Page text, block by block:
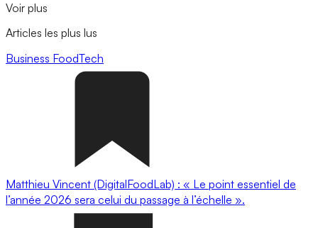
Voir plus
Articles les plus lus
Business FoodTech
Matthieu Vincent (DigitalFoodLab) : « Le point essentiel de
l’année 2026 sera celui du passage à l’échelle ».